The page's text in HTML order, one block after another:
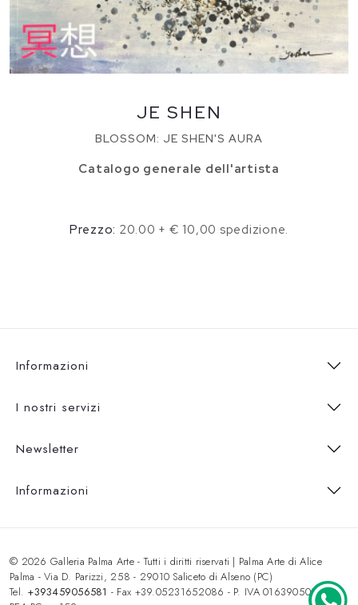
JE SHEN
BLOSSOM: JE SHEN'S AURA
Catalogo generale dell'artista
Prezzo: 20.00 + € 10,00 spedizione.
Informazioni
I nostri servizi
Newsletter
Informazioni
© 2026 Galleria Palma Arte - Tutti i diritti riservati | Palma Arte di Alice
Palma - Via D. Parizzi, 258 - 29010 Saliceto di Alseno (PC)
Tel. +393459056581 - Fax +39.05231652086 - P. IVA 01639050333 -